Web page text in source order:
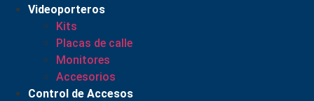
Videoporteros
Kits
Placas de calle
Monitores
Accesorios
Control de Accesos